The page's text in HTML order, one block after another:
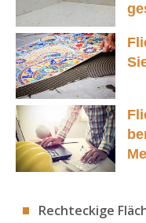
Rechteckige